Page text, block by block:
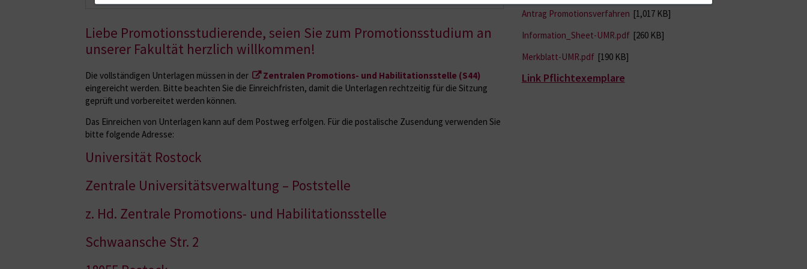
Liebe Promotionsstudierende, seien Sie zum Promotionsstudium an
unserer Fakultät herzlich willkommen!
Die vollständigen Unterlagen müssen in der
Zentralen Promotions- und Habilitationsstelle (S44)
eingereicht werden. Bitte beachten Sie die Einreichfristen, damit die Unterlagen rechtzeitig für die Sitzung
geprüft und vorbereitet werden können.
Das Einreichen von Unterlagen kann auf dem Postweg erfolgen. Für die postalische Zusendung verwenden Sie
bitte folgende Adresse:
Universität Rostock
Zentrale Universitätsverwaltung – Poststelle
z. Hd. Zentrale Promotions- und Habilitationsstelle
Schwaansche Str. 2
Antrag Promotionsverfahren [1,017 KB]
Information_Sheet-UMR.pdf [260 KB]
Merkblatt-UMR.pdf [190 KB]
Link Pflichtexemplare